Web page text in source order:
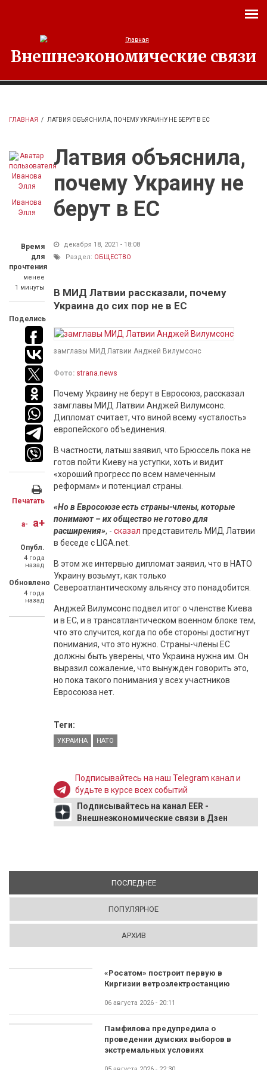
Внешнеэкономические связи
ГЛАВНАЯ / ЛАТВИЯ ОБЪЯСНИЛА, ПОЧЕМУ УКРАИНУ НЕ БЕРУТ В ЕС
Иванова
Элля
Время
для
прочтения
менее
1 минуты
Поделись
Печатать
a- a+
Опубл.
4 года
назад
Обновлено
4 года
назад
Латвия объяснила,
почему Украину не
берут в ЕС
декабря 18, 2021 - 18:08
Раздел: ОБЩЕСТВО
В МИД Латвии рассказали, почему
Украина до сих пор не в ЕС
замглавы МИД Латвии Анджей Вилумсонс
Фото: strana.news
Почему Украину не берут в Евросоюз, рассказал
замглавы МИД Латвии Анджей Вилумсонс.
Дипломат считает, что виной всему «усталость»
европейского объединения.
В частности, латыш заявил, что Брюссель пока не
готов пойти Киеву на уступки, хоть и видит
«хороший прогресс по всем намеченным
реформам» и потенциал страны.
«Но в Евросоюзе есть страны-члены, которые
понимают – их общество не готово для
расширения», - сказал представитель МИД Латвии
в беседе с LIGA.net.
В этом же интервью дипломат заявил, что в НАТО
Украину возьмут, как только
Североатлантическому альянсу это понадобится.
Анджей Вилумсонс подвел итог о членстве Киева
и в ЕС, и в трансатлантическом военном блоке тем,
что это случится, когда по обе стороны достигнут
понимания, что это нужно. Страны-члены ЕС
должны быть уверены, что Украина нужна им. Он
выразил сожаление, что вынужден говорить это,
но пока такого понимания у всех участников
Евросоюза нет.
Теги:
УКРАИНА НАТО
Подписывайтесь на наш Telegram канал и
будьте в курсе всех событий
Подписывайтесь на канал EER -
Внешнеэкономические связи в Дзен
ПОСЛЕДНЕЕ(АКТИВНАЯ ВКЛАДКА)
ПОПУЛЯРНОЕ
АРХИВ
«Росатом» построит первую в
Киргизии ветроэлектростанцию
06 августа 2026 - 20:11
Памфилова предупредила о
проведении думских выборов в
экстремальных условиях